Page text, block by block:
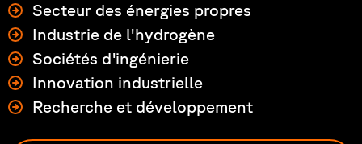
Secteur des énergies propres
Industrie de l'hydrogène
Sociétés d'ingénierie
Innovation industrielle
Recherche et développement